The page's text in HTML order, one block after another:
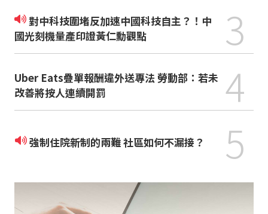
對中科技圍堵反加速中國科技自主？！中
國光刻機量產印證黃仁勳觀點
3
Uber Eats疊單報酬違外送專法 勞動部：若未
改善將按人連續開罰
4
強制住院新制的兩難 社區如何不漏接？ 5